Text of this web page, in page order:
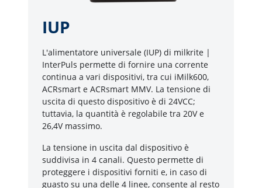
IUP
L'alimentatore universale (IUP) di milkrite |
InterPuls permette di fornire una corrente
continua a vari dispositivi, tra cui iMilk600,
ACRsmart e ACRsmart MMV. La tensione di
uscita di questo dispositivo è di 24VCC;
tuttavia, la quantità è regolabile tra 20V e
26,4V massimo.
La tensione in uscita dal dispositivo è
suddivisa in 4 canali. Questo permette di
proteggere i dispositivi forniti e, in caso di
guasto su una delle 4 linee, consente al resto